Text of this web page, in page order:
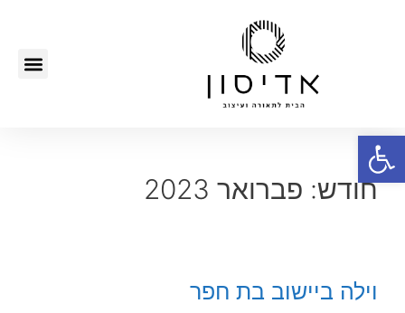
פתח סרגל נגישות
חודש: פברואר 2023
וילה ביישוב בת חפר